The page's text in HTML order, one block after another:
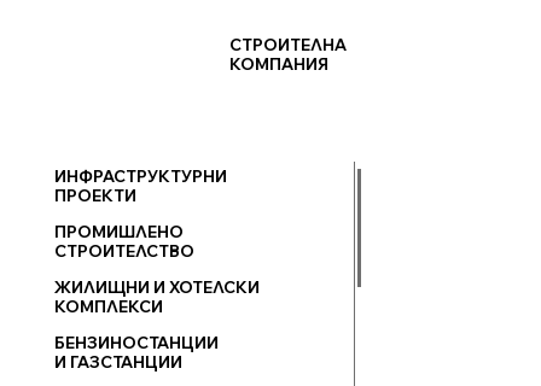
СТРОИТЕЛНА
КОМПАНИЯ
ИНФРАСТРУКТУРНИ
ПРОЕКТИ
ПРОМИШЛЕНО
СТРОИТЕЛСТВО
ЖИЛИЩНИ И ХОТЕЛСКИ
КОМПЛЕКСИ
БЕНЗИНОСТАНЦИИ
И ГАЗСТАНЦИИ